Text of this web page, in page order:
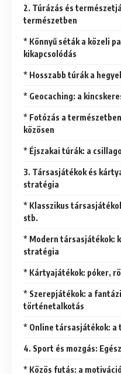
2. Túrázás és
természetben
* Könnyű séták a közeli
kikapcsolódás
* Hosszabb túrák a
* Geocaching: a
* Fotózás a
közösen
* Éjszakai túrák: a
3. Társasjátékok és
stratégia
* Klasszikus
stb.
* Modern társasjátékok:
stratégia
* Kártyajátékok: póker,
* Szerepjátékok: a
történetalkotás
* Online társasjátékok: a
4. Sport és mozgás:
* Közös futás: a